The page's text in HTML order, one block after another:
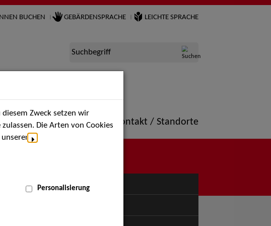
BUCHEN GEBÄRDENSPRACHE LEICHTE SPRACHE
Suchbegriff
Termine Portfolio Kontakt / Standorte
MENÜ
Zweck setzen wir
Die Arten von Cookies
Personalisierung